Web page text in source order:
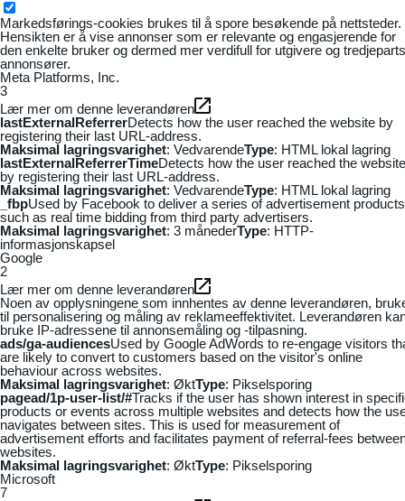
Markedsførings-cookies brukes til å spore besøkende på nettsteder.
Hensikten er å vise annonser som er relevante og engasjerende for
den enkelte bruker og dermed mer verdifull for utgivere og tredjeparts
annonsører.
Meta Platforms, Inc.
3
Lær mer om denne leverandøren
lastExternalReferrerDetects how the user reached the website by
registering their last URL-address.
Maksimal lagringsvarighet: VedvarendeType: HTML lokal lagring
lastExternalReferrerTimeDetects how the user reached the website
by registering their last URL-address.
Maksimal lagringsvarighet: VedvarendeType: HTML lokal lagring
_fbpUsed by Facebook to deliver a series of advertisement products
such as real time bidding from third party advertisers.
Maksimal lagringsvarighet: 3 månederType: HTTP-
informasjonskapsel
Google
2
Lær mer om denne leverandøren
Noen av opplysningene som innhentes av denne leverandøren,
til personalisering og måling av reklameeffektivitet. Leverandøren
bruke IP-adressene til annonsemåling og -tilpasning.
ads/ga-audiencesUsed by Google AdWords to re-engage visitors
are likely to convert to customers based on the visitor's online
behaviour across websites.
Maksimal lagringsvarighet: ØktType: Pikselsporing
pagead/1p-user-list/#Tracks if the user has shown interest in
products or events across multiple websites and detects how the
navigates between sites. This is used for measurement of
advertisement efforts and facilitates payment of referral-fees
websites.
Maksimal lagringsvarighet: ØktType: Pikselsporing
Microsoft
7